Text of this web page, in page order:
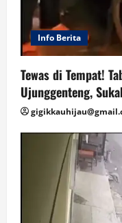
Info Berita
Tewas di Tempat!
Ujunggenteng,